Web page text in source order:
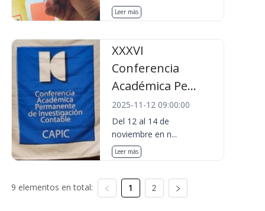
Leer más
XXXVI
Conferencia
Académica Pe...
2025-11-12 09:00:00
Del 12 al 14 de
noviembre en n...
Leer más
9 elementos en total: 1 2